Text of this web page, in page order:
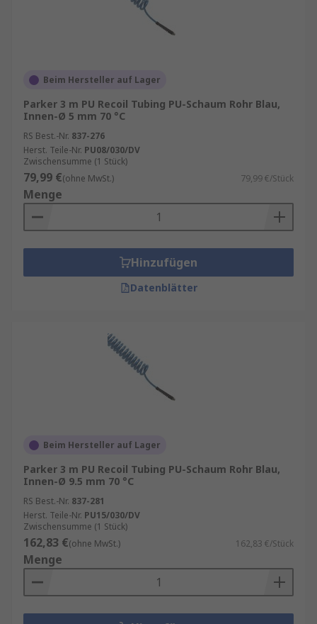
Beim Hersteller auf Lager
Parker 3 m PU Recoil Tubing PU-Schaum Rohr Blau,
Innen-Ø 5 mm 70 °C
RS Best.-Nr. 837-276
Herst. Teile-Nr. PU08/030/DV
Zwischensumme (1 Stück)
79,99 €(ohne MwSt.) 79,99 €/Stück
Menge
Hinzufügen
Datenblätter
Beim Hersteller auf Lager
Parker 3 m PU Recoil Tubing PU-Schaum Rohr Blau,
Innen-Ø 9.5 mm 70 °C
RS Best.-Nr. 837-281
Herst. Teile-Nr. PU15/030/DV
Zwischensumme (1 Stück)
162,83 €(ohne MwSt.) 162,83 €/Stück
Menge